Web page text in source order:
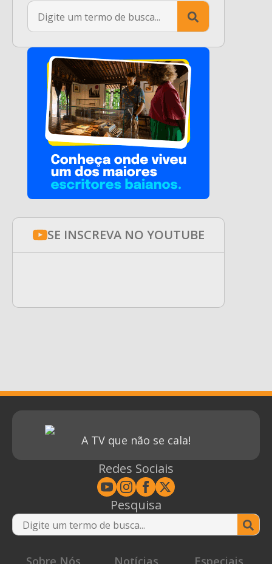
Search
for:
SE INSCREVA NO YOUTUBE
A TV que não se cala!
Redes Sociais
Pesquisa